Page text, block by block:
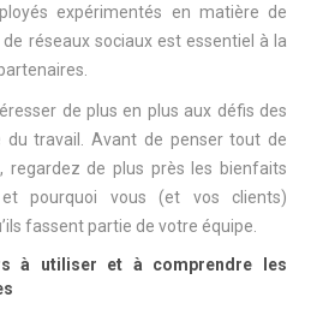
expérimentés en matière de
réseaux sociaux est essentiel à la
de plus en plus aux défis des
du travail. Avant de penser tout de
de plus près les bienfaits
et pourquoi vous (et vos clients)
fassent partie de votre équipe.
à utiliser et à comprendre les